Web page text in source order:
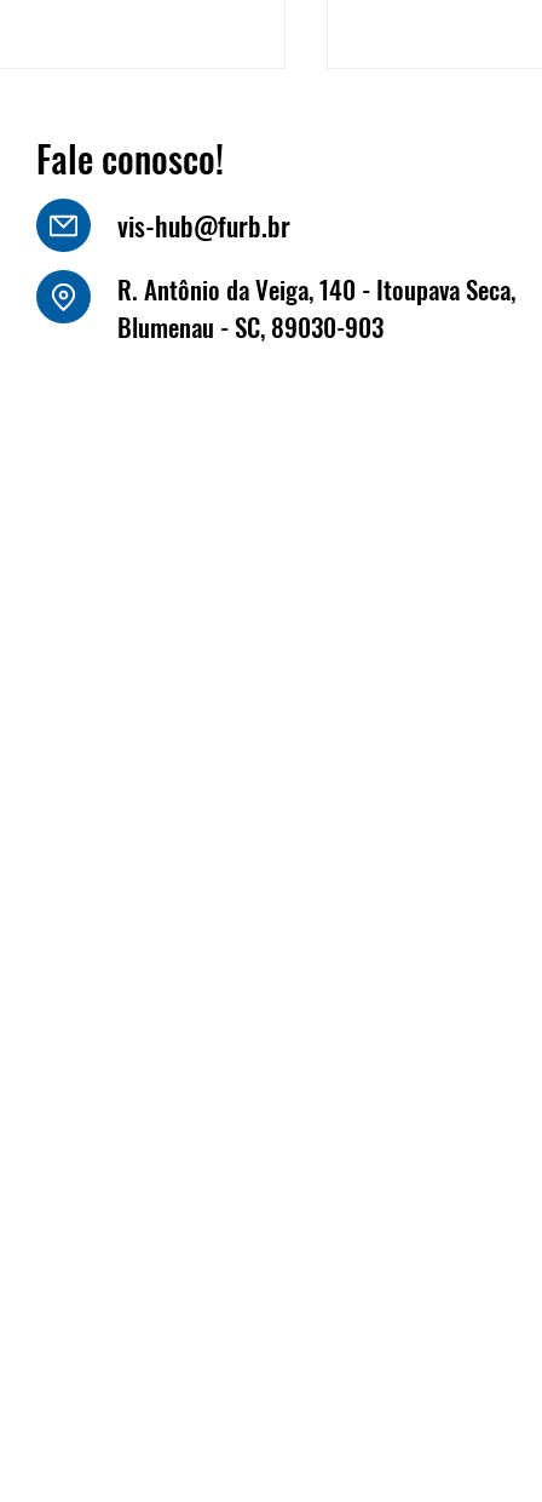
Luiz Kornely - HBSIS
Fritz Müller marca
na Fenabrave,
Fale conosco!
vis-hub@furb.br
R. Antônio da Veiga, 140 - Itoupava Seca,
Blumenau - SC, 89030-903